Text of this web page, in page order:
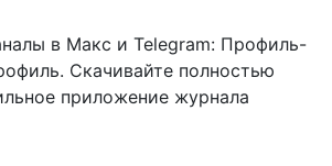
в Макс и Telegram: Профиль-
. Скачивайте полностью
приложение журнала